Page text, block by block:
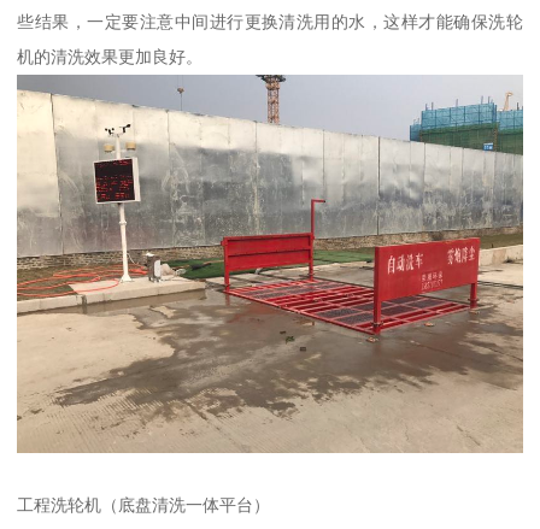
些结果，一定要注意中间进行更换清洗用的水，这样才能确保洗轮
机的清洗效果更加良好。
工程洗轮机（底盘清洗一体平台）